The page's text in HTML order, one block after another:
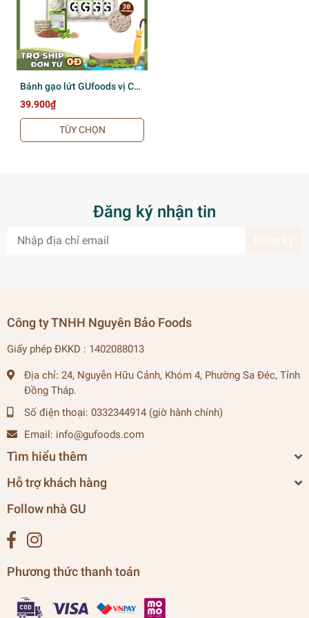
Bánh gạo lứt GUfoods vị Cỏ
ngọt - Không chiên dầu,
Không đường, Lành mạnh,
Phù hợp Eat clean, Ăn vặt
healthy, Thực dưỡng, Tập
gym, Thuần chay
39.900₫
TÙY CHỌN
Đăng ký nhận tin
Công ty TNHH Nguyên Bảo Foods
Giấy phép ĐKKD : 1402088013
Địa chỉ: 24, Nguyễn Hữu Cảnh, Khóm 4, Phường Sa Đéc, Tỉnh
Đồng Tháp.
Số điện thoại: 0332344914 (giờ hành chính)
Email: info@gufoods.com
Tìm hiểu thêm
Hỗ trợ khách hàng
Follow nhà GU
Phương thức thanh toán